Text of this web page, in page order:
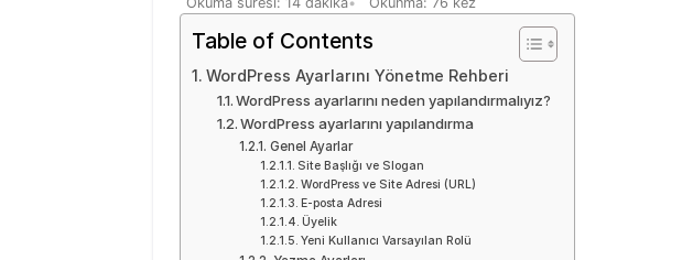
Table of Contents
WordPress Ayarlarını Yönetme Rehberi
WordPress ayarlarını neden yapılandırmalıyız?
WordPress ayarlarını yapılandırma
Genel Ayarlar
Site Başlığı ve Slogan
WordPress ve Site Adresi (URL)
E-posta Adresi
Üyelik
Yeni Kullanıcı Varsayılan Rolü